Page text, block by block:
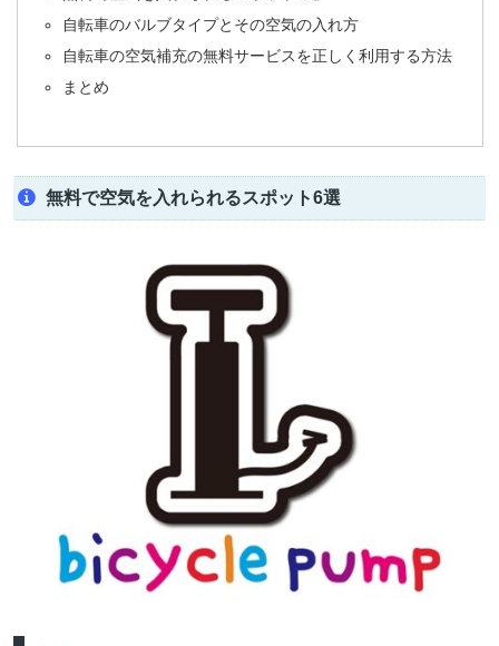
自転車のバルブタイプとその空気の入れ方
自転車の空気補充の無料サービスを正しく利用する方法
まとめ
無料で空気を入れられるスポット6選